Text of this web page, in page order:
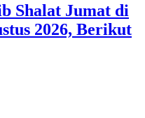
Shalat Jumat di
2026, Berikut